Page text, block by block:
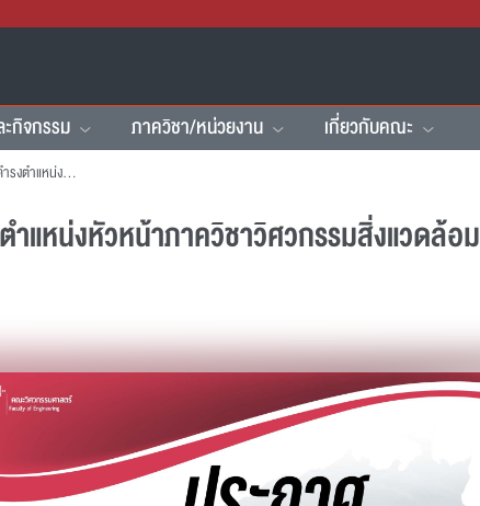
ะกิจกรรม ภาควิชา/หน่วยงาน เกี่ยวกับคณะ
คณะฯ รับสมัครบุคคลเพื่อดำรงตำแหน่งหัวหน้าภาควิชาวิศวกรรมสิ่งแวดล้อม
แหน่งหัวหน้าภาควิชาวิศวกรรมสิ่งแวดล้อม